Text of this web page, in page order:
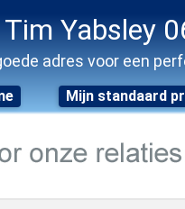
Tim Yabsley
adres voor een
Mijn standaard